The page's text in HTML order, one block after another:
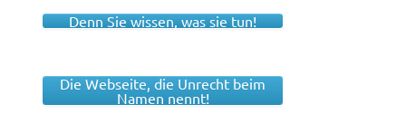
Denn Sie wissen, was sie tun!
Die Webseite, die Unrecht beim
Namen nennt!